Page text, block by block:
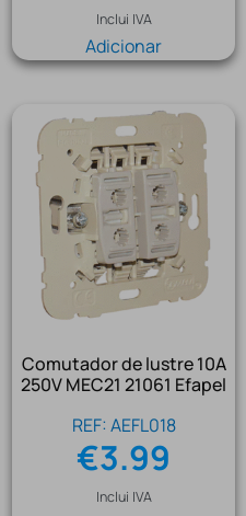
Inclui IVA
Adicionar
Comutador de lustre 10A
250V MEC21 21061 Efapel
REF: AEFL018
€3.99
Inclui IVA